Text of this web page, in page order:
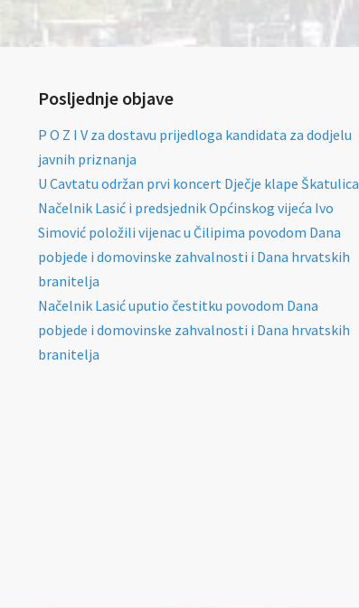
Posljednje objave
P O Z I V za dostavu prijedloga kandidata za dodjelu
javnih priznanja
U Cavtatu održan prvi koncert Dječje klape Škatulica
Načelnik Lasić i predsjednik Općinskog vijeća Ivo
Simović položili vijenac u Čilipima povodom Dana
pobjede i domovinske zahvalnosti i Dana hrvatskih
branitelja
Načelnik Lasić uputio čestitku povodom Dana
pobjede i domovinske zahvalnosti i Dana hrvatskih
branitelja